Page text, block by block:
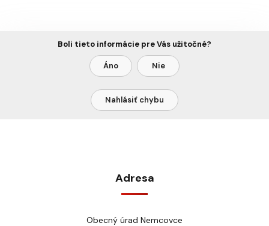
Boli tieto informácie pre Vás užitočné?
Áno Nie
Nahlásiť chybu
Adresa
Obecný úrad Nemcovce